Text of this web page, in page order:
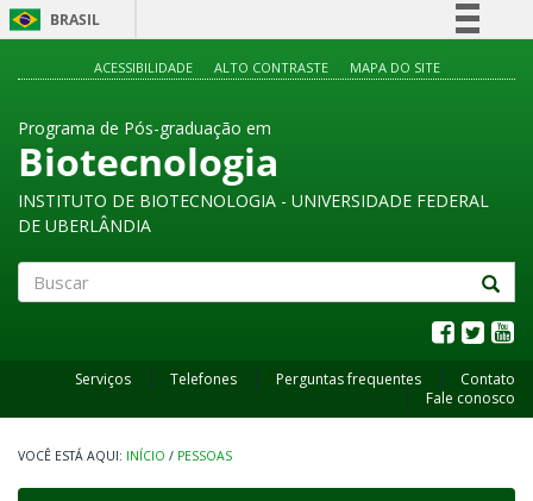
BRASIL
Legislação
ACESSIBILIDADE ALTO CONTRASTE MAPA DO SITE
Programa de Pós-graduação em
Biotecnologia
INSTITUTO DE BIOTECNOLOGIA - UNIVERSIDADE FEDERAL
DE UBERLÂNDIA
Serviços Telefones Perguntas frequentes
Contato
Fale conosco
INÍCIO / PESSOAS